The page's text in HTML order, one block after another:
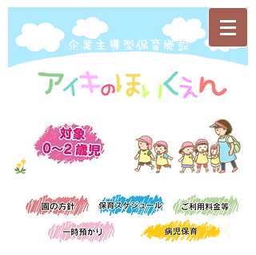
​企業主導型保育施設